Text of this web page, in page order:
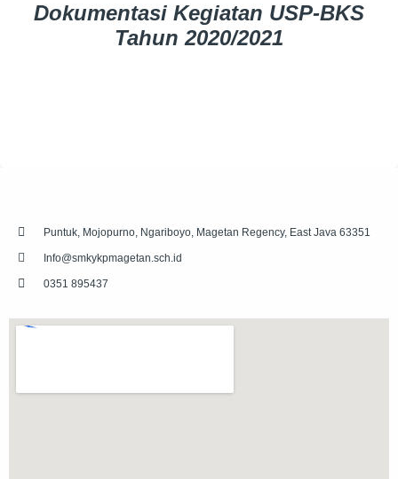
Dokumentasi Kegiatan USP-BKS
Tahun 2020/2021
Puntuk, Mojopurno, Ngariboyo, Magetan Regency, East Java 63351
Info@smkykpmagetan.sch.id
0351 895437